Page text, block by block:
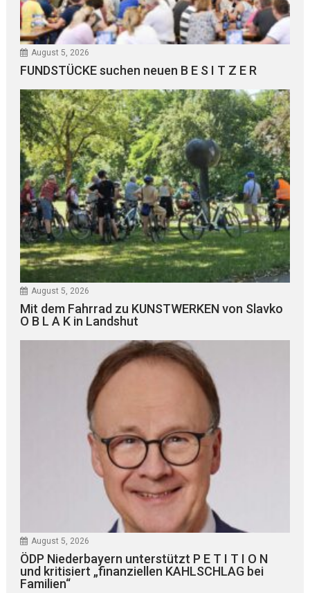
August 5, 2026
FUNDSTÜCKE suchen neuen B E S I T Z E R
August 5, 2026
Mit dem Fahrrad zu KUNSTWERKEN von Slavko
O B L A K in Landshut
August 5, 2026
ÖDP Niederbayern unterstützt P E T I T I O N
und kritisiert „finanziellen KAHLSCHLAG bei
Familien“